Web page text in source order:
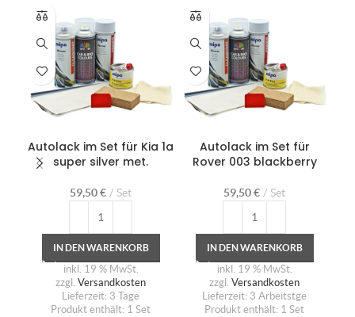
Autolack im Set für Kia 1a
super silver met.
59,50€ Set
IN DEN WARENKORB
inkl. 19 % MwSt.
zzgl. Versandkosten
Lieferzeit: 3 Tage
Produkt enthält: 1 Set
Autolack im Set für
Rover 003 blackberry
59,50€ Set
IN DEN WARENKORB
inkl. 19 % MwSt.
zzgl. Versandkosten
Lieferzeit: 3 Arbeitstge
Produkt enthält: 1 Set